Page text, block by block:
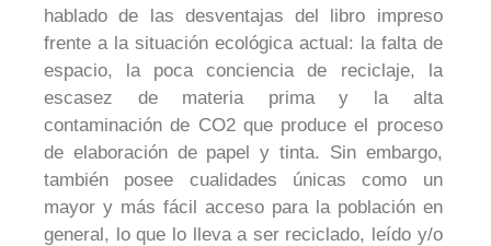
hablado de las desventajas del libro impreso
frente a la situación ecológica actual: la falta de
espacio, la poca conciencia de reciclaje, la
escasez de materia prima y la alta
contaminación de CO2 que produce el proceso
de elaboración de papel y tinta. Sin embargo,
también posee cualidades únicas como un
mayor y más fácil acceso para la población en
general, lo que lo lleva a ser reciclado, leído y/o